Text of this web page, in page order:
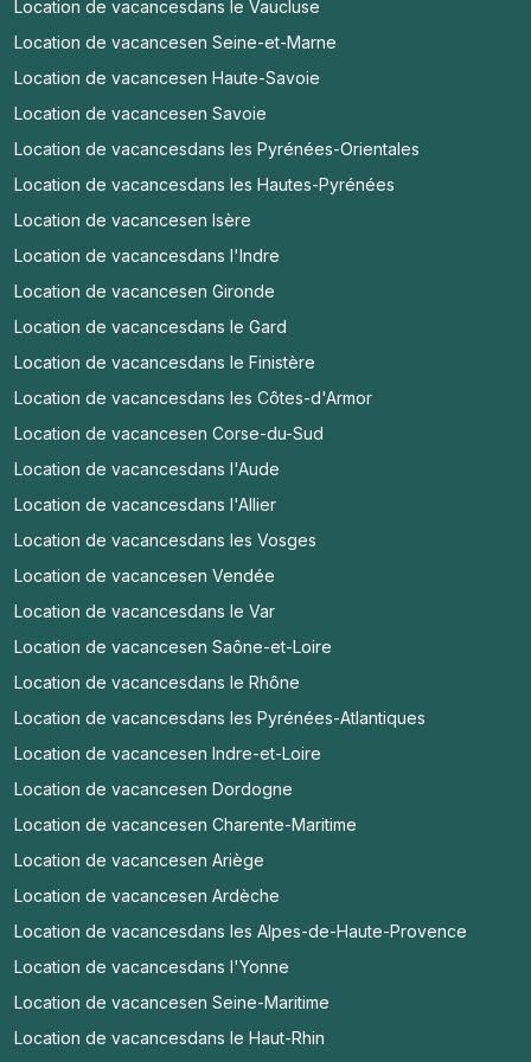
Location de vacancesdans le Vaucluse
Location de vacancesen Seine-et-Marne
Location de vacancesen Haute-Savoie
Location de vacancesen Savoie
Location de vacancesdans les Pyrénées-Orientales
Location de vacancesdans les Hautes-Pyrénées
Location de vacancesen Isère
Location de vacancesdans l'Indre
Location de vacancesen Gironde
Location de vacancesdans le Gard
Location de vacancesdans le Finistère
Location de vacancesdans les Côtes-d'Armor
Location de vacancesen Corse-du-Sud
Location de vacancesdans l'Aude
Location de vacancesdans l'Allier
Location de vacancesdans les Vosges
Location de vacancesen Vendée
Location de vacancesdans le Var
Location de vacancesen Saône-et-Loire
Location de vacancesdans le Rhône
Location de vacancesdans les Pyrénées-Atlantiques
Location de vacancesen Indre-et-Loire
Location de vacancesen Dordogne
Location de vacancesen Charente-Maritime
Location de vacancesen Ariège
Location de vacancesen Ardèche
Location de vacancesdans les Alpes-de-Haute-Provence
Location de vacancesdans l'Yonne
Location de vacancesen Seine-Maritime
Location de vacancesdans le Haut-Rhin